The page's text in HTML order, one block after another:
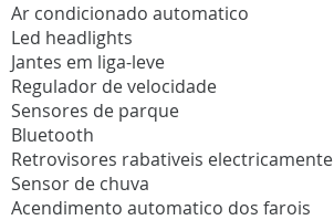
Ar condicionado automatico
Led headlights
Jantes em liga-leve
Regulador de velocidade
Sensores de parque
Bluetooth
Retrovisores rabativeis electricamente
Sensor de chuva
Acendimento automatico dos farois